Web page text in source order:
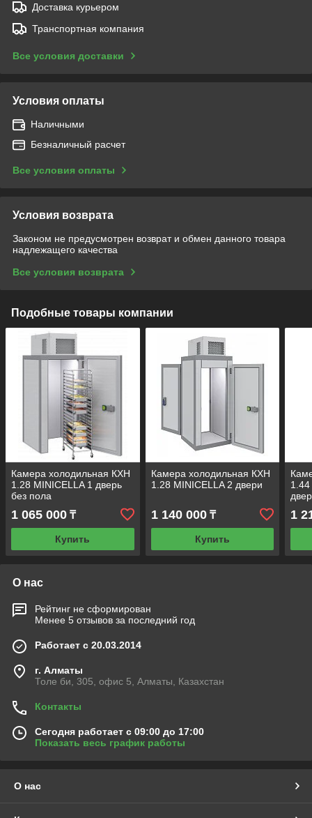
Доставка курьером
Транспортная компания
Все условия доставки
Условия оплаты
Наличными
Безналичный расчет
Все условия оплаты
Условия возврата
Законом не предусмотрен возврат и обмен данного товара
надлежащего качества
Все условия возврата
Подобные товары компании
Камера холодильная КХН
1.28 MINICELLA 1 дверь
без пола
1 065 000 ₸
Купить
Камера холодильная КХН
1.28 MINICELLA 2 двери
1 140 000₸
Купить
1
О нас
Рейтинг не сформирован
Менее 5 отзывов за последний год
Работает с 20.03.2014
г. Алматы
Толе би, 305, офис 5, Алматы, Казахстан
Контакты
Сегодня работает с 09:00 до 17:00
Показать весь график работы
О нас